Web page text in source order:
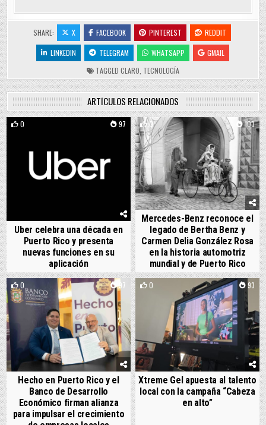
SHARE: X FACEBOOK PINTEREST
REDDIT
LINKEDIN
TELEGRAM WHATSAPP
GMAIL
TAGGED CLARO TECNOLOGÍA
ARTÍCULOS RELACIONADOS
0 97
Uber celebra una década en
Puerto Rico y presenta
nuevas funciones en su
aplicación
0 103
Mercedes-Benz reconoce el
legado de Bertha Benz y
Carmen Delia González Rosa
en la historia automotriz
mundial y de Puerto Rico
0 97
Hecho en Puerto Rico y el
Banco de Desarrollo
Económico firman alianza
para impulsar el crecimiento
0 93
Xtreme Gel apuesta al talento
local con la campaña “Cabeza
en alto”